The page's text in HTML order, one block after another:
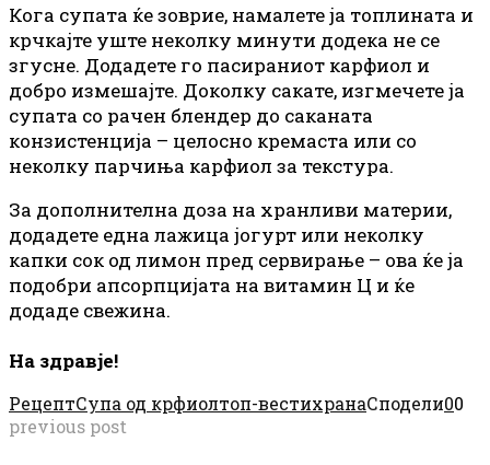
Кога супата ќе зоврие, намалете ја топлината и
крчкајте уште неколку минути додека не се
згусне. Додадете го пасираниот карфиол и
добро измешајте. Доколку сакате, изгмечете ја
супата со рачен блендер до саканата
конзистенција – целосно кремаста или со
неколку парчиња карфиол за текстура.
За дополнителна доза на хранливи материи,
додадете една лажица јогурт или неколку
капки сок од лимон пред сервирање – ова ќе ја
подобри апсорпцијата на витамин Ц и ќе
додаде свежина.
На здравје!
РецептСупа од крфиолтоп-вестихранаСподели00
previous post